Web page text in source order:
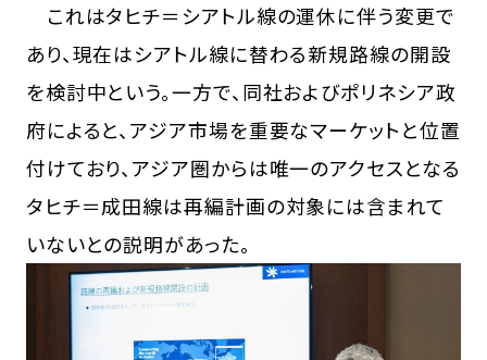
これはタヒチ＝シアトル線の運休に伴う変更で
あり、現在はシアトル線に替わる新規路線の開設
を検討中という。一方で、同社およびポリネシア政
府によると、アジア市場を重要なマーケットと位置
付けており、アジア圏からは唯一のアクセスとなる
タヒチ＝成田線は再編計画の対象には含まれて
いないとの説明があった。